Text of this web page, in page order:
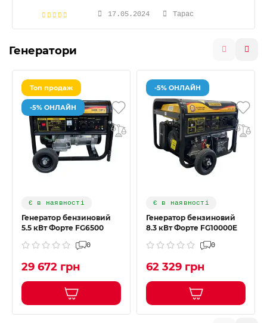
17.05.2024 Тарас
Генератори
Топ продаж
-5% ОНЛАЙН
Є в наявності
Генератор бензиновий
5.5 кВт Форте FG6500
0
29 672 грн
-5% ОНЛАЙН
Є в наявності
Генератор бензиновий
8.3 кВт Форте FG10000E
0
62 329 грн